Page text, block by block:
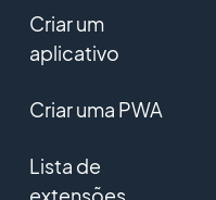
Criar um
aplicativo
Criar uma PWA
Lista de